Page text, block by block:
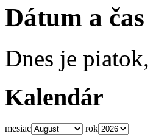
Dátum a čas
Dnes je piatok,
Kalendár
mesiac rok